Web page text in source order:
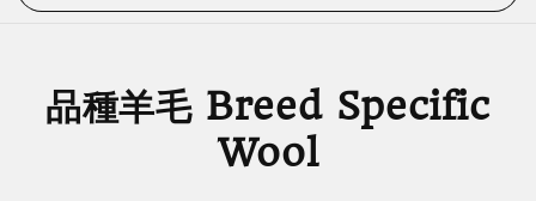
品種羊毛 Breed Specific
Wool